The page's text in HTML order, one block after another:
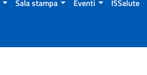
Sala stampa Eventi ISSalute